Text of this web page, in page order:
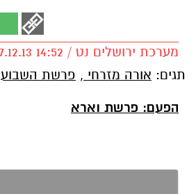
מערכת ירושלים נט / 14:52 27.12.13
תגים: אורה מזרחי , פרשת השבוע
הפעם: פרשת וארא